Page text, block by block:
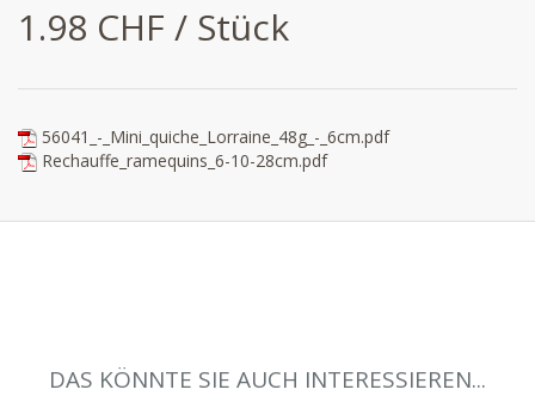
1.98 CHF / Stück
56041_-_Mini_quiche_Lorraine_48g_-_6cm.pdf
Rechauffe_ramequins_6-10-28cm.pdf
DAS KÖNNTE SIE AUCH INTERESSIEREN...